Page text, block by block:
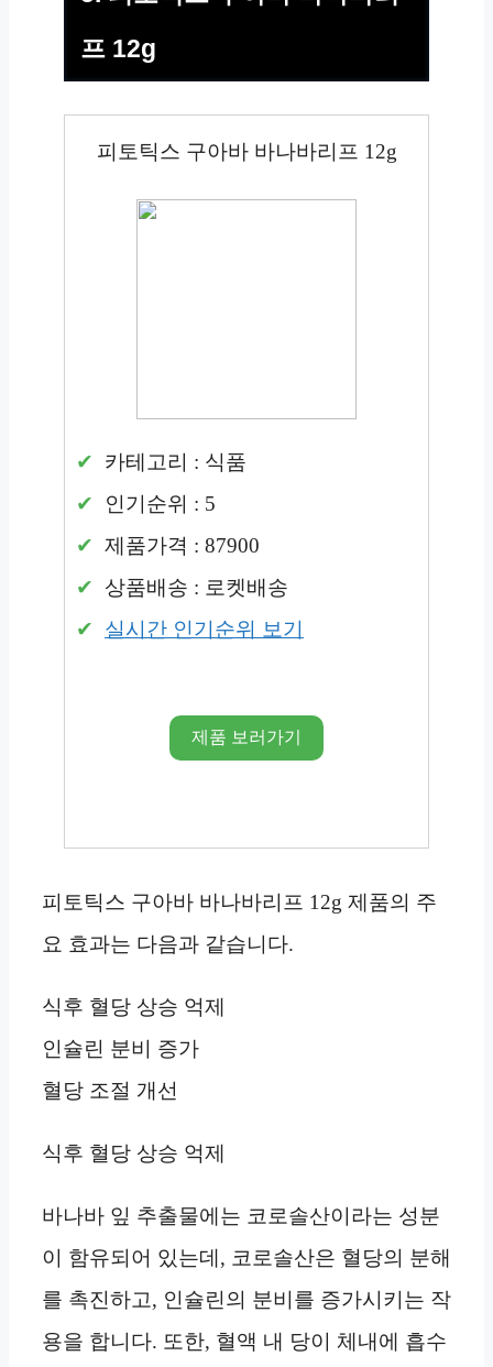
프 12g
피토틱스 구아바 바나바리프 12g
카테고리 : 식품
인기순위 : 5
제품가격 : 87900
상품배송 : 로켓배송
실시간 인기순위 보기
제품 보러가기
피토틱스 구아바 바나바리프 12g 제품의 주
요 효과는 다음과 같습니다.
식후 혈당 상승 억제
인슐린 분비 증가
혈당 조절 개선
식후 혈당 상승 억제
바나바 잎 추출물에는 코로솔산이라는 성분
이 함유되어 있는데, 코로솔산은 혈당의 분해
를 촉진하고, 인슐린의 분비를 증가시키는 작
용을 합니다. 또한, 혈액 내 당이 체내에 흡수